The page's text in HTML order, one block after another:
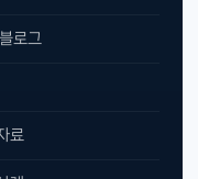
로그
료